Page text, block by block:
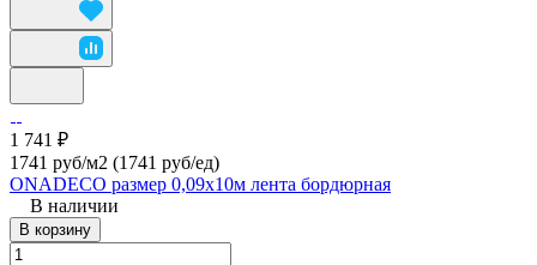
1 741 ₽
1741 руб/м2 (1741 руб/eд)
ONADECO размер 0,09х10м лента бордюрная
В наличии
В корзину